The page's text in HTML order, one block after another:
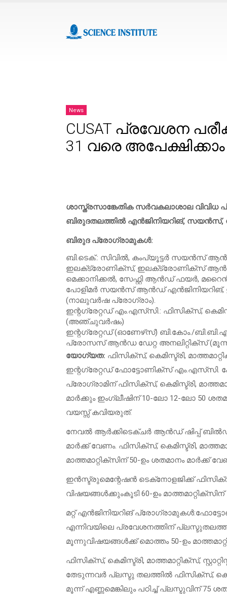
News
CUSAT പ്രവേശന
31 വരെ അപേക്ഷിക്കാം
ശാസ്ത്രസാങ്കേതിക സർവകലാശാല വിവിധ
ബിരുദതലത്തിൽ എൻജിനിയറിങ്, സയൻസ്,
ബിരുദ പ്രോഗ്രാമുകൾ:
ബി.ടെക്.: സിവിൽ, കംപ്യൂട്ടർ സയൻസ്
ഇലക്‌ട്രോണിക്‌സ്, ഇലക്‌ട്രോണിക്‌സ്
മെക്കാനിക്കൽ, സേഫ്റ്റി ആൻഡ് ഫയർ,
പോളിമർ സയൻസ് ആൻഡ്
(നാലുവർഷ പ്രോഗ്രാം).
ഇന്റഗ്രേറ്റഡ് എം.എസ്‌സി.: ഫിസിക്‌സ്,
(അഞ്ചുവർഷം)
ഇന്റഗ്രേറ്റഡ് (ഓണേഴ്‌സ്) ബി.കോം./
പ്രോസസ് ആൻഡ ഡേറ്റ അനലിറ്റിക്‌സ്
യോഗ്യത: ഫിസിക്‌സ്, കെമിസ്ട്രി,
ഇന്റഗ്രേറ്റഡ് ഫോട്ടോണിക്‌സ് എം.എസ്‌സി.
പ്രോഗ്രാമിന് ഫിസിക്‌സ്, കെമിസ്ട്രി,
മാർക്കും ഇംഗ്ലീഷിന് 10-ലോ 12-ലോ 50
വയസ്സ് കവിയരുത്.
നേവൽ ആർക്കിടെക്ചർ ആൻഡ് ഷിപ്പ്
മാർക്ക് വേണം. ഫിസിക്‌സ്, കെമിസ്ട്രി,
മാത്തമാറ്റിക്‌സിന് 50-ഉം ശതമാനം മാർക്ക്
ഇൻസ്ട്രുമെന്റേഷൻ ടെക്‌നോളജിക്ക് ഫിസിക്‌സ്,
വിഷയങ്ങൾക്കുംകൂടി 60-ഉം
മറ്റ് എൻജിനിയറിങ്
എന്നിവയിലെ പ്രവേശനത്തിന്
മൂന്നുവിഷയങ്ങൾക്ക് മൊത്തം 50-ഉം
ഫിസിക്‌സ്, കെമിസ്ട്രി, മാത്തമാറ്റിക്‌സ്,
തേടുന്നവർ പ്ലസ്ടു തലത്തിൽ ഫിസിക്‌സ്,
മൂന്ന് എണ്ണമെങ്കിലും പഠിച്ച് പ്ലസ്ടുവിന് 75